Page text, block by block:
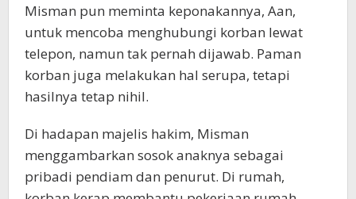
Misman pun meminta keponakannya, Aan,
untuk mencoba menghubungi korban lewat
telepon, namun tak pernah dijawab. Paman
korban juga melakukan hal serupa, tetapi
hasilnya tetap nihil.
Di hadapan majelis hakim, Misman
menggambarkan sosok anaknya sebagai
pribadi pendiam dan penurut. Di rumah,